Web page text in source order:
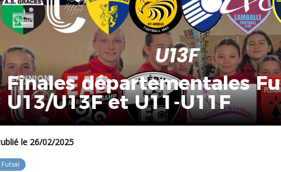
Finales départementales
U13/U13F et U11-U11F
Publié le 26/02/2025
Futsal